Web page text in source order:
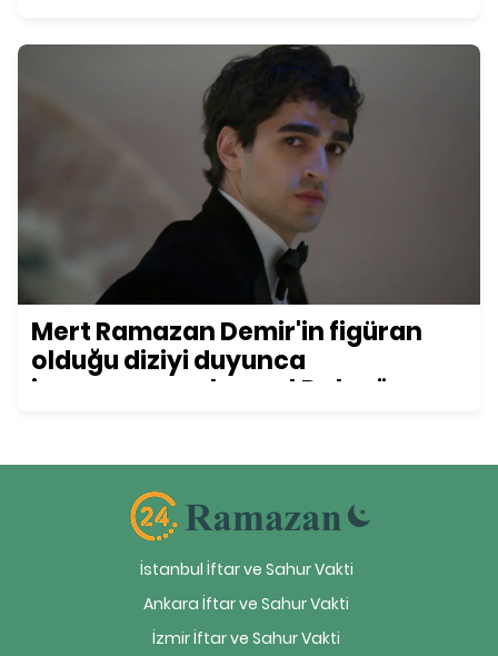
Mert Ramazan Demir'in figüran
olduğu diziyi duyunca
inanamayacaksınız! Daha önce
İstanbul İftar ve Sahur Vakti
Ankara İftar ve Sahur Vakti
İzmir İftar ve Sahur Vakti